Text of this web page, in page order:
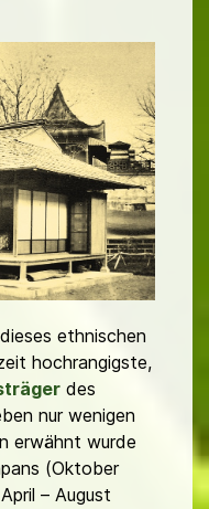
ethnischen
hochrangigste,
des
nur wenigen
erwähnt wurde
(Oktober
– August